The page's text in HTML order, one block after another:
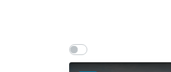
Show map on mouse hover